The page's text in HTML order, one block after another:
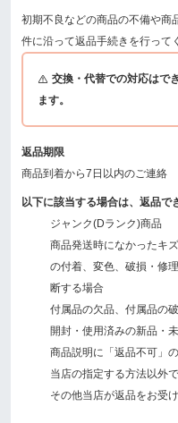
初期不良などの商品の不備や商
件に沿って返品手続きを行って
交換・代替での対応はで
ます。
返品期限
商品到着から7日以内のご連絡
以下に該当する場合は、返品で
ジャンク(Dランク)商品
商品発送時になかったキ
の付着、変色、破損・修
断する場合
付属品の欠品、付属品の
開封・使用済みの新品・
商品説明に「返品不可」
当店の指定する方法以外
その他当店が返品をお受